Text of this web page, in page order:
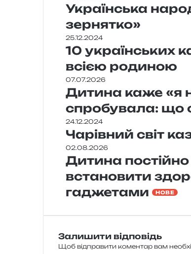
Українська
зернятко»
25.12.2024
10 українських
всією родиною
07.07.2026
Дитина каже «я
спробувала: що
24.12.2024
Чарівний світ
02.08.2026
Дитина
встановити
гаджетами
НОВЕ
Залишити відповідь
Щоб відправити коментар вам